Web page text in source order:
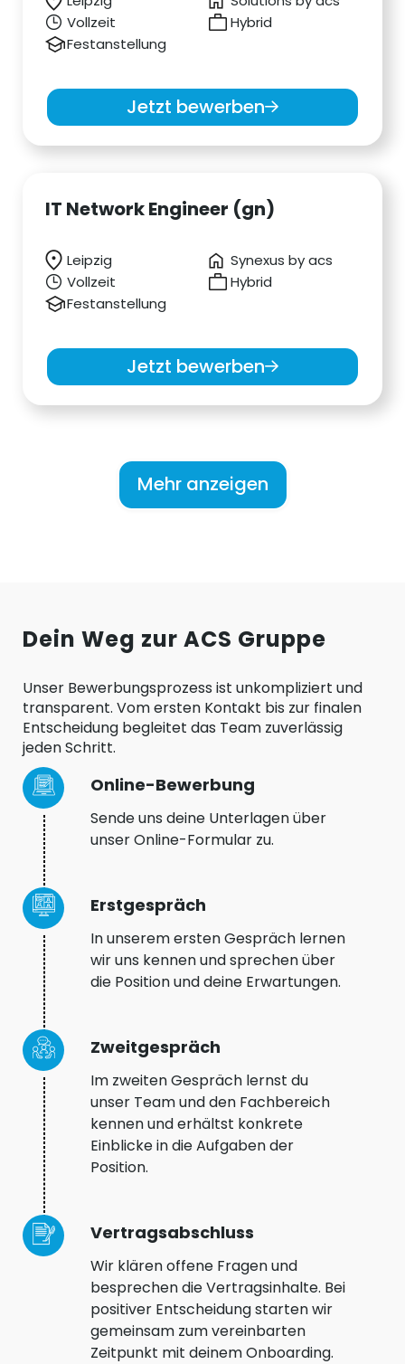
Jetzt bewerben
Vollzeit
Hybrid
Festanstellung
IT Network Engineer (gn)
Jetzt bewerben
Leipzig
Synexus by acs
Vollzeit
Hybrid
Festanstellung
Mehr anzeigen
Dein Weg zur ACS Gruppe
Unser Bewerbungsprozess ist unkompliziert und
transparent. Vom ersten Kontakt bis zur finalen
Entscheidung begleitet das Team zuverlässig
jeden Schritt.
Online-Bewerbung
Sende uns deine Unterlagen über
unser Online-Formular zu.
Erstgespräch
In unserem ersten Gespräch lernen
wir uns kennen und sprechen über
die Position und deine Erwartungen.
Zweitgespräch
Im zweiten Gespräch lernst du
unser Team und den Fachbereich
kennen und erhältst konkrete
Einblicke in die Aufgaben der
Position.
Vertragsabschluss
Wir klären offene Fragen und
besprechen die Vertragsinhalte. Bei
positiver Entscheidung starten wir
gemeinsam zum vereinbarten
Zeitpunkt mit deinem Onboarding.